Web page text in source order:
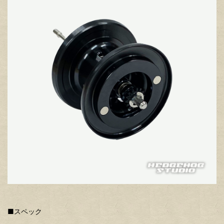
■スペック